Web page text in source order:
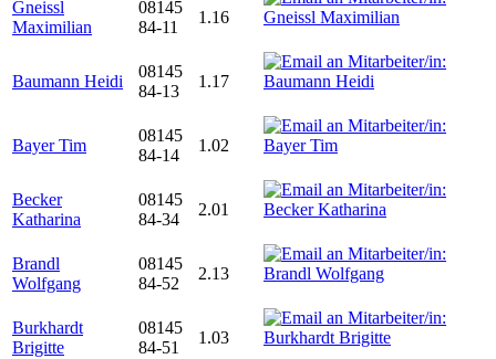
Gneissl
Maximilian
08145
84-11
1.16
Baumann Heidi
08145
84-13
1.17
Bayer Tim
08145
84-14
1.02
Becker
Katharina
08145
84-34
2.01
Brandl
Wolfgang
08145
84-52
2.13
Burkhardt
Brigitte
08145
84-51
1.03